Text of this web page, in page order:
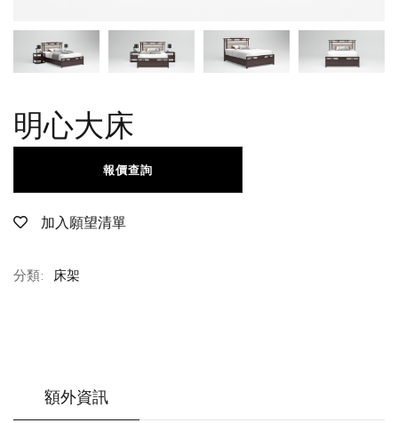
明心大床
加入願望清單
報價查詢
分類: 床架
額外資訊